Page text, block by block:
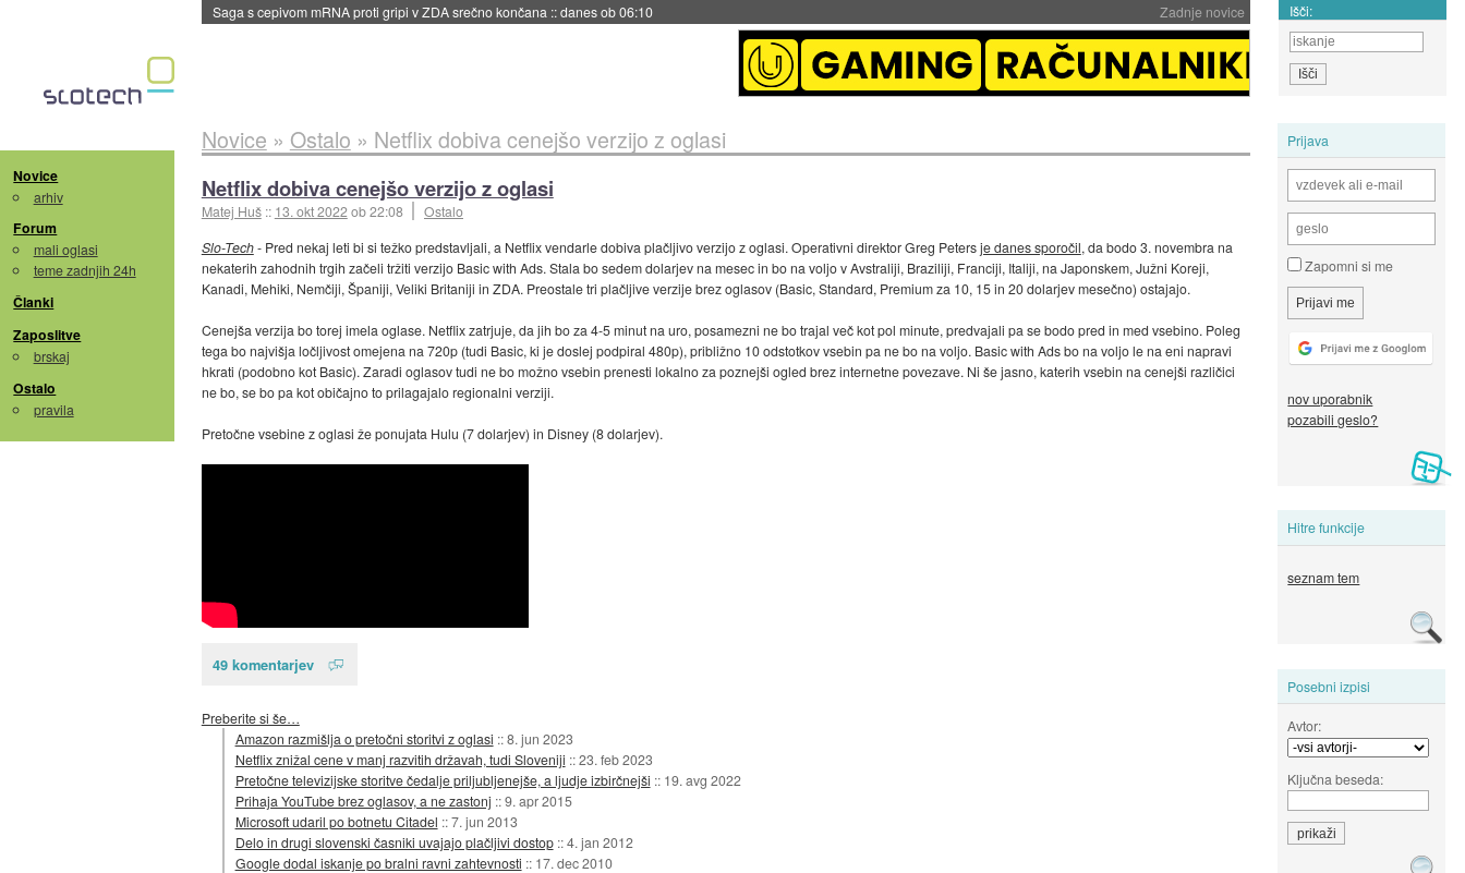
Zadnje novice
BMW v vozilih začel predvajati reklame::danes ob 06:09 Išči:
Novice
arhiv
Forum
mali oglasi
teme zadnjih 24h
Članki
Zaposlitve
brskaj
Ostalo
pravila
Prijava
Zapomni si me
nov uporabnik
pozabili geslo?
Hitre funkcije
seznam tem
Posebni izpisi
Avtor:
Ključna beseda:
Novice » Ostalo » Netflix dobiva cenejšo verzijo z oglasi
Netflix dobiva cenejšo verzijo z oglasi
Matej Huš :: 13. okt 2022ob 22:08
Ostalo
Slo-Tech- Pred nekaj leti bi si težko predstavljali, a Netflix vendarle dobiva plačljivo verzijo z oglasi. Operativni direktor Greg Petersje danes sporočil, da bodo 3. novembra na
nekaterih zahodnih trgih začeli tržiti verzijo Basic with Ads. Stala bo sedem dolarjev na mesec in bo na voljo v Avstraliji, Braziliji, Franciji, Italiji, na Japonskem, Južni Koreji,
Kanadi, Mehiki, Nemčiji, Španiji, Veliki Britaniji in ZDA. Preostale tri plačljive verzije brez oglasov (Basic, Standard, Premium za 10, 15 in 20 dolarjev mesečno) ostajajo.
Cenejša verzija bo torej imela oglase. Netflix zatrjuje, da jih bo za 4-5 minut na uro, posamezni ne bo trajal več kot pol minute, predvajali pa se bodo pred in med vsebino. Poleg
tega bo najvišja ločljivost omejena na 720p (tudi Basic, ki je doslej podpiral 480p), približno 10 odstotkov vsebin pa ne bo na voljo. Basic with Ads bo na voljo le na eni napravi
hkrati (podobno kot Basic). Zaradi oglasov tudi ne bo možno vsebin prenesti lokalno za poznejši ogled brez internetne povezave. Ni še jasno, katerih vsebin na cenejši različici
ne bo, se bo pa kot običajno to prilagajalo regionalni verziji.
Pretočne vsebine z oglasi že ponujata Hulu (7 dolarjev) in Disney (8 dolarjev).
49 komentarjev
Preberite si še…
Amazon razmišlja o pretočni storitvi z oglasi ::8. jun 2023
Netflix znižal cene v manj razvitih državah, tudi Sloveniji ::23. feb 2023
Pretočne televizijske storitve čedalje priljubljenejše, a ljudje izbirčnejši :: 19. avg 2022
Prihaja YouTube brez oglasov, a ne zastonj ::9. apr 2015
Microsoft udaril po botnetu Citadel ::7. jun 2013
Delo in drugi slovenski časniki uvajajo plačljivi dostop ::4. jan 2012
Google dodal iskanje po bralni ravni zahtevnosti :: 17. dec 2010